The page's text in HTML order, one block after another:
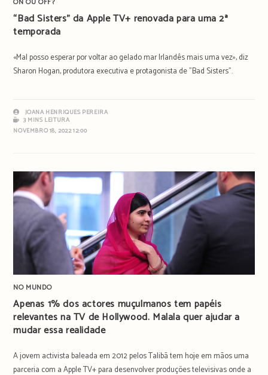
“Bad Sisters” da Apple TV+ renovada para uma 2ª
temporada
«Mal posso esperar por voltar ao gelado mar Irlandês mais uma vez», diz
Sharon Hogan, produtora executiva e protagonista de "Bad Sisters".
JOANA HENRIQUES PEREIRA
3 MINS LEITURA
NOVEMBRO 18, 2022 12:00
NO MUNDO
Apenas 1% dos actores muçulmanos tem papéis
relevantes na TV de Hollywood. Malala quer ajudar a
mudar essa realidade
A jovem activista baleada em 2012 pelos Talibã tem hoje em mãos uma
parceria com a Apple TV+ para desenvolver produções televisivas onde a